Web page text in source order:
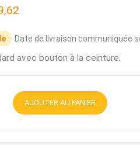
Date de livraison communiquée
avec bouton à la ceinture.
AJOUTER AU PANIER